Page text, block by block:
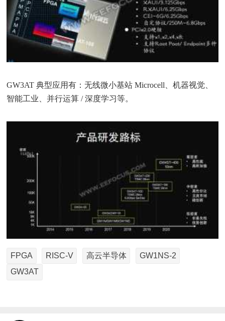
GW3AT 典型应用有：无线微小基站 Microcell、机器视觉、
智能工业、并行运算 / 深度学习等。
FPGA RISC-V 高云半导体
GW1NS-2
GW3AT